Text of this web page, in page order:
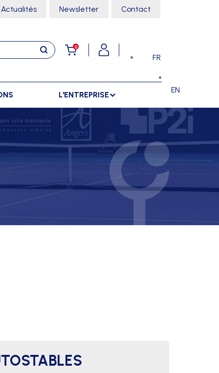
Actualités Newsletter Contact
0
FR
EN
SPORTS SALLE
ARTS MARTIAUX
ESCALADE
RANGEMENTS
L'ENTREPRISE